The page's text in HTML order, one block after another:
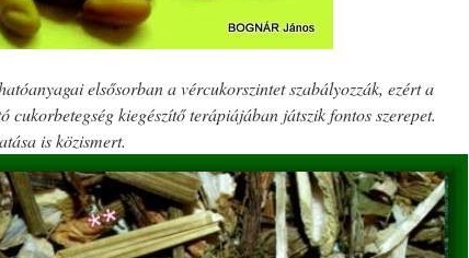
elsősorban a vércukorszintet szabályozzák, ezért a
cukorbetegség kiegészítő terápiájában játszik fontos szerepet.
is közismert.